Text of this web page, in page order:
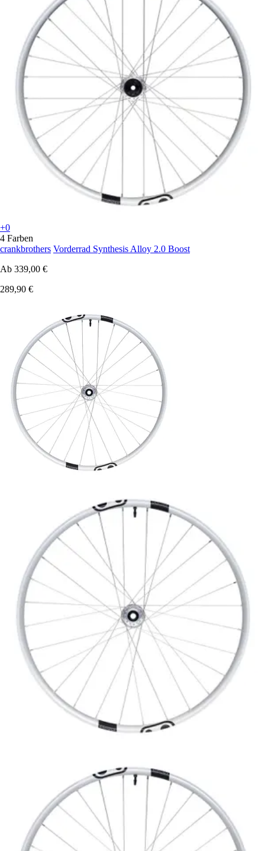
+0
4 Farben
crankbrothers Vorderrad Synthesis Alloy 2.0 Boost
Ab 339,00 €
289,90 €